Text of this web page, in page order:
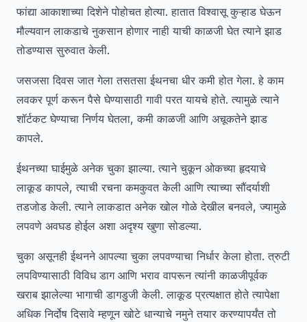
फांद्या आकाशाच्या दिशेने पोहोचत होत्या. हातात विश्वासू कुऱ्हाड घेऊन
मौल्यवान लाकडाचे नुकसान होणार नाही याची काळजी घेत त्याने झाड
तोडण्यास सुरुवात केली.
जसजसा दिवस जात गेला तसतसा ईथनचा धीर कमी होत गेला. हे काम
लवकर पूर्ण करून पैसे घेण्यासाठी गावी परत यायचे होते. त्यामुळे त्याने
शॉर्टकट घेण्याचा निर्णय घेतला, कमी काळजी आणि अचूकतेने झाड
कापले.
ईथनच्या घाईमुळे अनेक चुका झाल्या. त्याने चुकून ओकच्या हृदयाचे
लाकूड कापले, त्याची रचना कमकुवत केली आणि त्याच्या सौंदर्याशी
तडजोड केली. त्याने लाकडात अनेक खोल गोळे देखील बनवले, ज्यामुळे
लपवणे अवघड होईल अशा अदृश्य खुणा सोडल्या.
चुका असूनही ईथनने आपल्या चुका लपवण्याचा निर्धार केला होता. त्रुटी
लपविण्यासाठी विविध डाग आणि भराव वापरून त्यांनी काळजीपूर्वक
खराब झालेल्या भागाची डागडुजी केली. लाकूड प्रत्यक्षात होते त्यापेक्षा
अधिक निर्दोष दिसावे म्हणून खोटे धान्याचे नमुने तयार करण्यापर्यंत तो